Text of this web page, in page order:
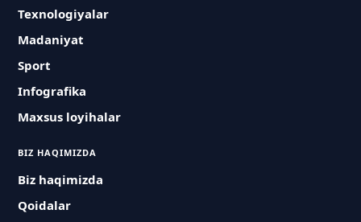
Texnologiyalar
Madaniyat
Sport
Infografika
Maxsus loyihalar
BIZ HAQIMIZDA
Biz haqimizda
Qoidalar